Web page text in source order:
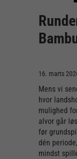
16. marts
Mens vi
hvor
mulighed
alvor går
før
dén
mindst